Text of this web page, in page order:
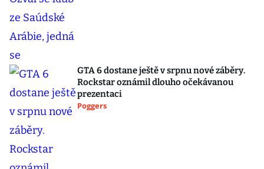
GTA 6 dostane ještě v srpnu nové záběry.
Rockstar oznámil dlouho očekávanou
prezentaci
Poggers